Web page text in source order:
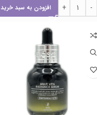
افزودن به سبد خرید